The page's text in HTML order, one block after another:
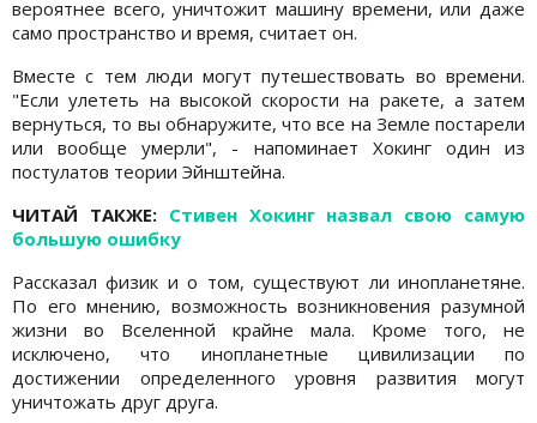
вероятнее всего, уничтожит машину времени, или даже
само пространство и время, считает он.
Вместе с тем люди могут путешествовать во времени.
"Если улететь на высокой скорости на ракете, а затем
вернуться, то вы обнаружите, что все на Земле постарели
или вообще умерли", - напоминает Хокинг один из
постулатов теории Эйнштейна.
ЧИТАЙ ТАКЖЕ: Стивен Хокинг назвал свою самую
большую ошибку
Рассказал физик и о том, существуют ли инопланетяне.
По его мнению, возможность возникновения разумной
жизни во Вселенной крайне мала. Кроме того, не
исключено, что инопланетные цивилизации по
достижении определенного уровня развития могут
уничтожать друг друга.